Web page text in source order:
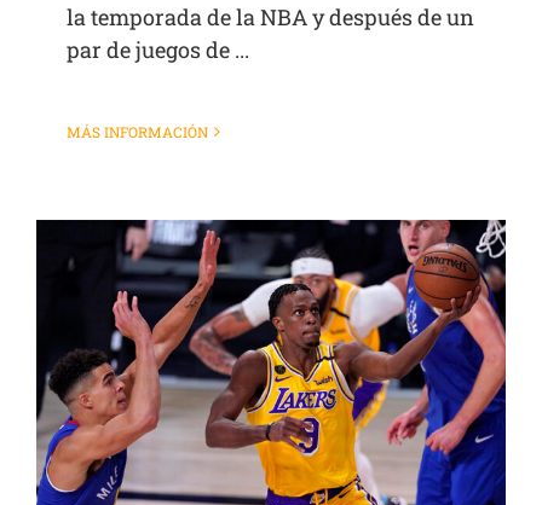
la temporada de la NBA y después de un
par de juegos de ...
MÁS INFORMACIÓN